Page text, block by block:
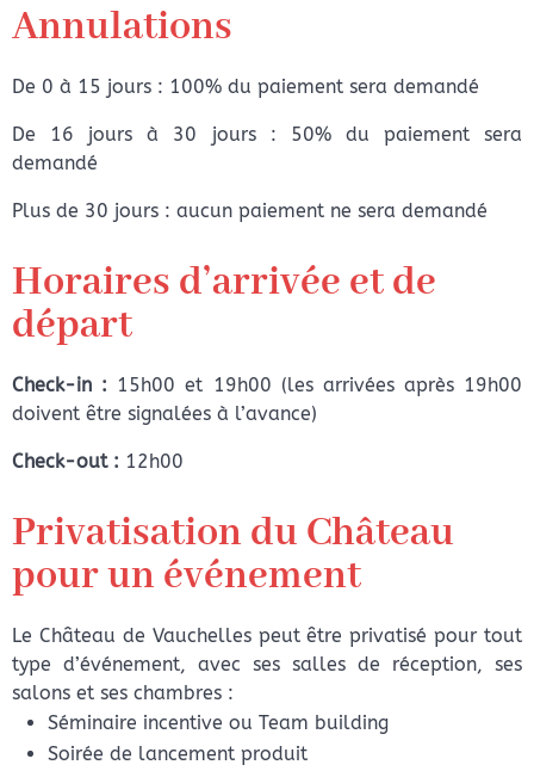
Annulations
De 0 à 15 jours : 100% du paiement sera demandé
De 16 jours à 30 jours : 50% du paiement sera
demandé
Plus de 30 jours : aucun paiement ne sera demandé
Horaires d’arrivée et de
départ
Check-in : 15h00 et 19h00 (les arrivées après 19h00
doivent être signalées à l’avance)
Check-out : 12h00
Privatisation du Château
pour un événement
Le Château de Vauchelles peut être privatisé pour tout
type d’événement, avec ses salles de réception, ses
salons et ses chambres :
Séminaire incentive ou Team building
Soirée de lancement produit